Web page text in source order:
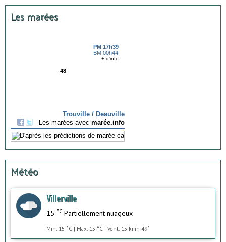
Les marées
Météo
Villerville
15 °C Partiellement nuageux
Min: 15 °C | Max: 15 °C | Vent: 15 kmh 49°